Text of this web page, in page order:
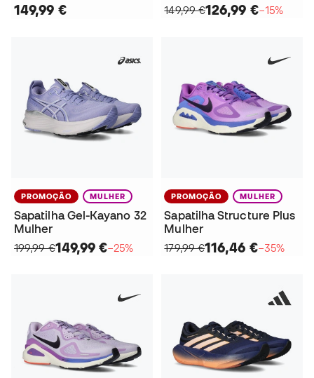
149,99 €
149,99 €126,99 €−15%
PROMOÇÃO MULHER
Sapatilha Gel-Kayano 32
Mulher
199,99 €149,99 €−25%
PROMOÇÃO MULHER
Sapatilha Structure Plus
Mulher
179,99 €116,46 €−35%